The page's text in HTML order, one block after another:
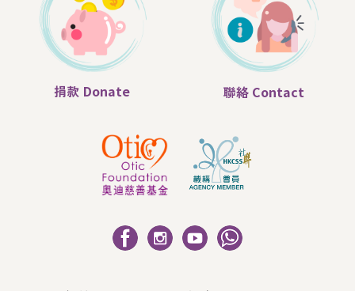
捐款 Donate 聯絡 Contact